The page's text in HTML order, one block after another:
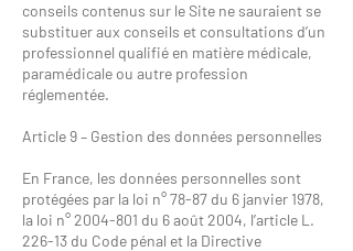
conseils contenus sur le Site ne sauraient se
substituer aux conseils et consultations d’un
professionnel qualifié en matière médicale,
paramédicale ou autre profession
réglementée.
Article 9 – Gestion des données personnelles
En France, les données personnelles sont
protégées par la loi n° 78-87 du 6 janvier 1978,
la loi n°2004-801 du 6 août 2004, l’article L.
226-13 du Code pénal et la Directive